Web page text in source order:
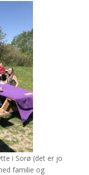
i Sorø (det er jo
familie og